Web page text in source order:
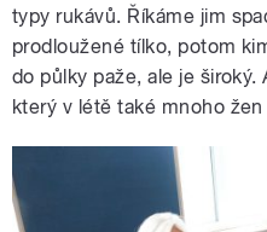
typy rukávů. Říkáme jim
prodloužené tílko, potom
do půlky paže, ale je
který v létě také mnoho žen